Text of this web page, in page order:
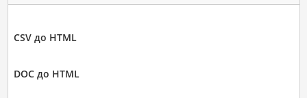
CSV до HTML
DOC до HTML